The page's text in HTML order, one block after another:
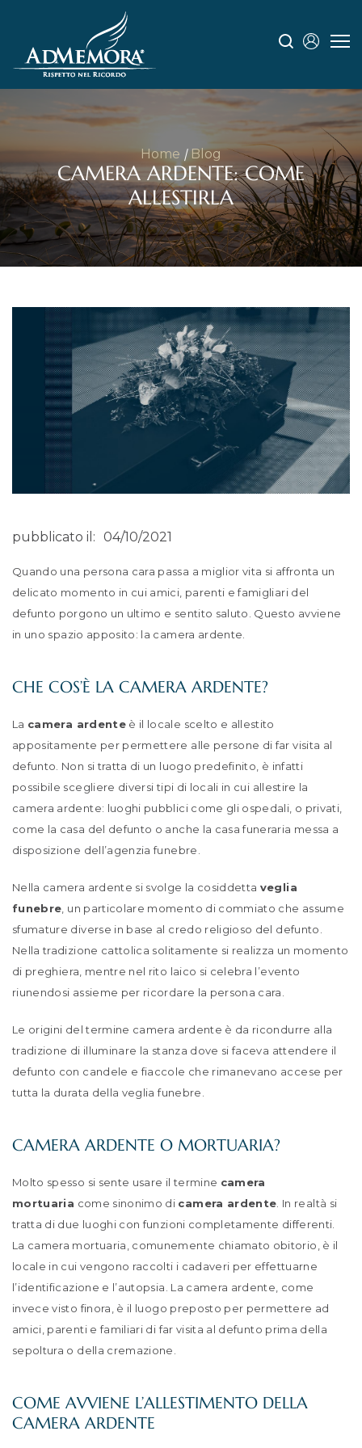
Home Blog
CAMERA ARDENTE: COME
ALLESTIRLA
pubblicato il: 04/10/2021
Quando una persona cara passa a miglior vita si affronta un
delicato momento in cui amici, parenti e famigliari del
defunto porgono un ultimo e sentito saluto. Questo avviene
in uno spazio apposito: la camera ardente.
CHE COS’È LA CAMERA ARDENTE?
La camera ardenteè il locale scelto e allestito
appositamente per permettere alle persone di far visita al
defunto. Non si tratta di un luogo predefinito, è infatti
possibile scegliere diversi tipi di locali in cui allestire la
camera ardente: luoghi pubblici come gli ospedali, o privati,
come la casa del defunto o anche la casa funeraria messa a
disposizione dell’agenzia funebre.
Nella camera ardente si svolge la cosiddetta veglia
funebre, un particolare momento di commiato che assume
sfumature diverse in base al credo religioso del defunto.
Nella tradizione cattolica solitamente si realizza un momento
di preghiera, mentre nel rito laico si celebra l’evento
riunendosi assieme per ricordare la persona cara.
Le origini del termine camera ardente è da ricondurre alla
tradizione di illuminare la stanza dove si faceva attendere il
defunto con candele e fiaccole che rimanevano accese per
tutta la durata della veglia funebre.
CAMERA ARDENTE O MORTUARIA?
Molto spesso si sente usare il termine camera
mortuaria come sinonimo di camera ardente. In realtà si
tratta di due luoghi con funzioni completamente differenti.
La camera mortuaria, comunemente chiamato obitorio, è il
locale in cui vengono raccolti i cadaveri per effettuarne
l’identificazione e l’autopsia. La camera ardente, come
invece visto finora, è il luogo preposto per permettere ad
amici, parenti e familiari di far visita al defunto prima della
sepoltura o della cremazione.
COME AVVIENE L’ALLESTIMENTO DELLA
CAMERA ARDENTE